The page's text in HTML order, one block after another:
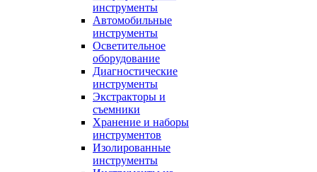
инструменты
Автомобильные
инструменты
Осветительное
оборудование
Диагностические
инструменты
Экстракторы и
съемники
Хранение и наборы
инструментов
Изолированные
инструменты